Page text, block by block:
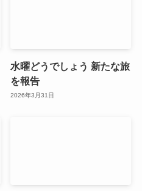
水曜どうでしょう 新たな旅
を報告
2026年3月31日